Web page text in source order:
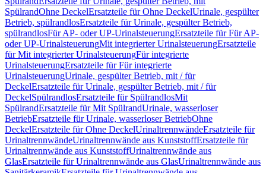
SpülrandOhne DeckelErsatzteile für Ohne DeckelUrinale, gespülter
Betrieb, spülrandlosErsatzteile für Urinale, gespülter Betrieb,
spülrandlosFür AP- oder UP-UrinalsteuerungErsatzteile für Für AP-
oder UP-UrinalsteuerungMit integrierter UrinalsteuerungErsatzteile
für Mit integrierter UrinalsteuerungFür integrierte
UrinalsteuerungErsatzteile für Für integrierte
UrinalsteuerungUrinale, gespülter Betrieb, mit / für
DeckelErsatzteile für Urinale, gespülter Betrieb, mit / für
DeckelSpülrandlosErsatzteile für SpülrandlosMit
SpülrandErsatzteile für Mit SpülrandUrinale, wasserloser
BetriebErsatzteile für Urinale, wasserloser BetriebOhne
DeckelErsatzteile für Ohne DeckelUrinaltrennwändeErsatzteile für
UrinaltrennwändeUrinaltrennwände aus KunststoffErsatzteile für
Urinaltrennwände aus KunststoffUrinaltrennwände aus
GlasErsatzteile für Urinaltrennwände aus GlasUrinaltrennwände aus